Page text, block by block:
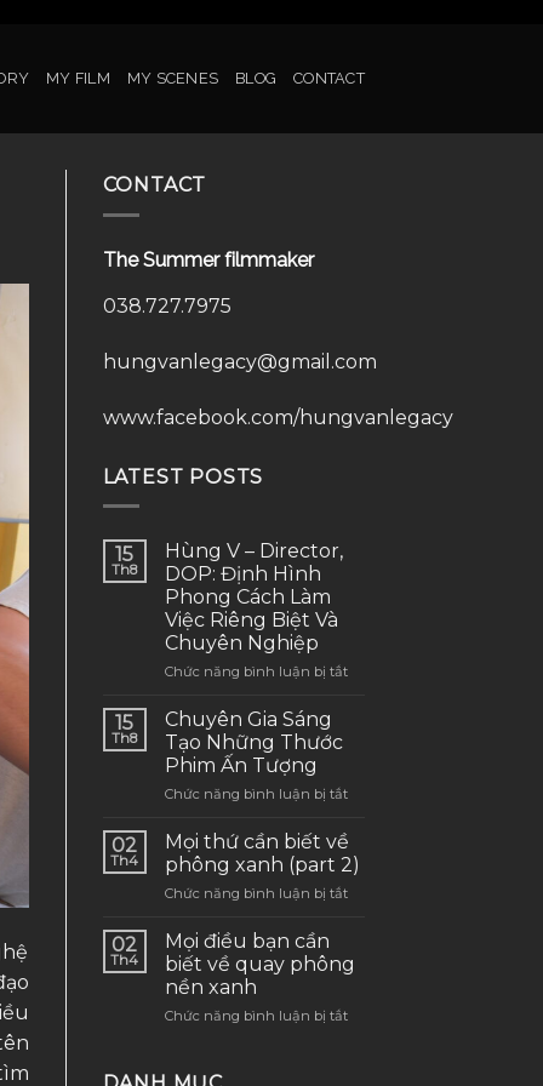
MY FILM MY SCENES BLOG CONTACT
CONTACT
The Summer filmmaker
038.727.7975
hungvanlegacy@gmail.com
www.facebook.com/hungvanlegacy
LATEST POSTS
15
Th8
Hùng V – Director,
DOP: Định Hình
Phong Cách Làm
Việc Riêng Biệt Và
Chuyên Nghiệp
Chức năng bình luận bị tắtở
Định
Phong
Cách
Làm
Việc
Và
Chuyên
15
Th8
Chuyên Gia Sáng
Tạo Những Thước
Phim Ấn Tượng
Chức năng bình luận bị tắtở
Gia
Sáng
Tạo
Những
Ấn
Tượng
02
Th4
Mọi thứ cần biết về
phông xanh (part 2)
Chức năng bình luận bị tắtở
biết
phông
02
Th4
Mọi điều bạn cần
biết về quay phông
nền xanh
Chức năng bình luận bị tắtở